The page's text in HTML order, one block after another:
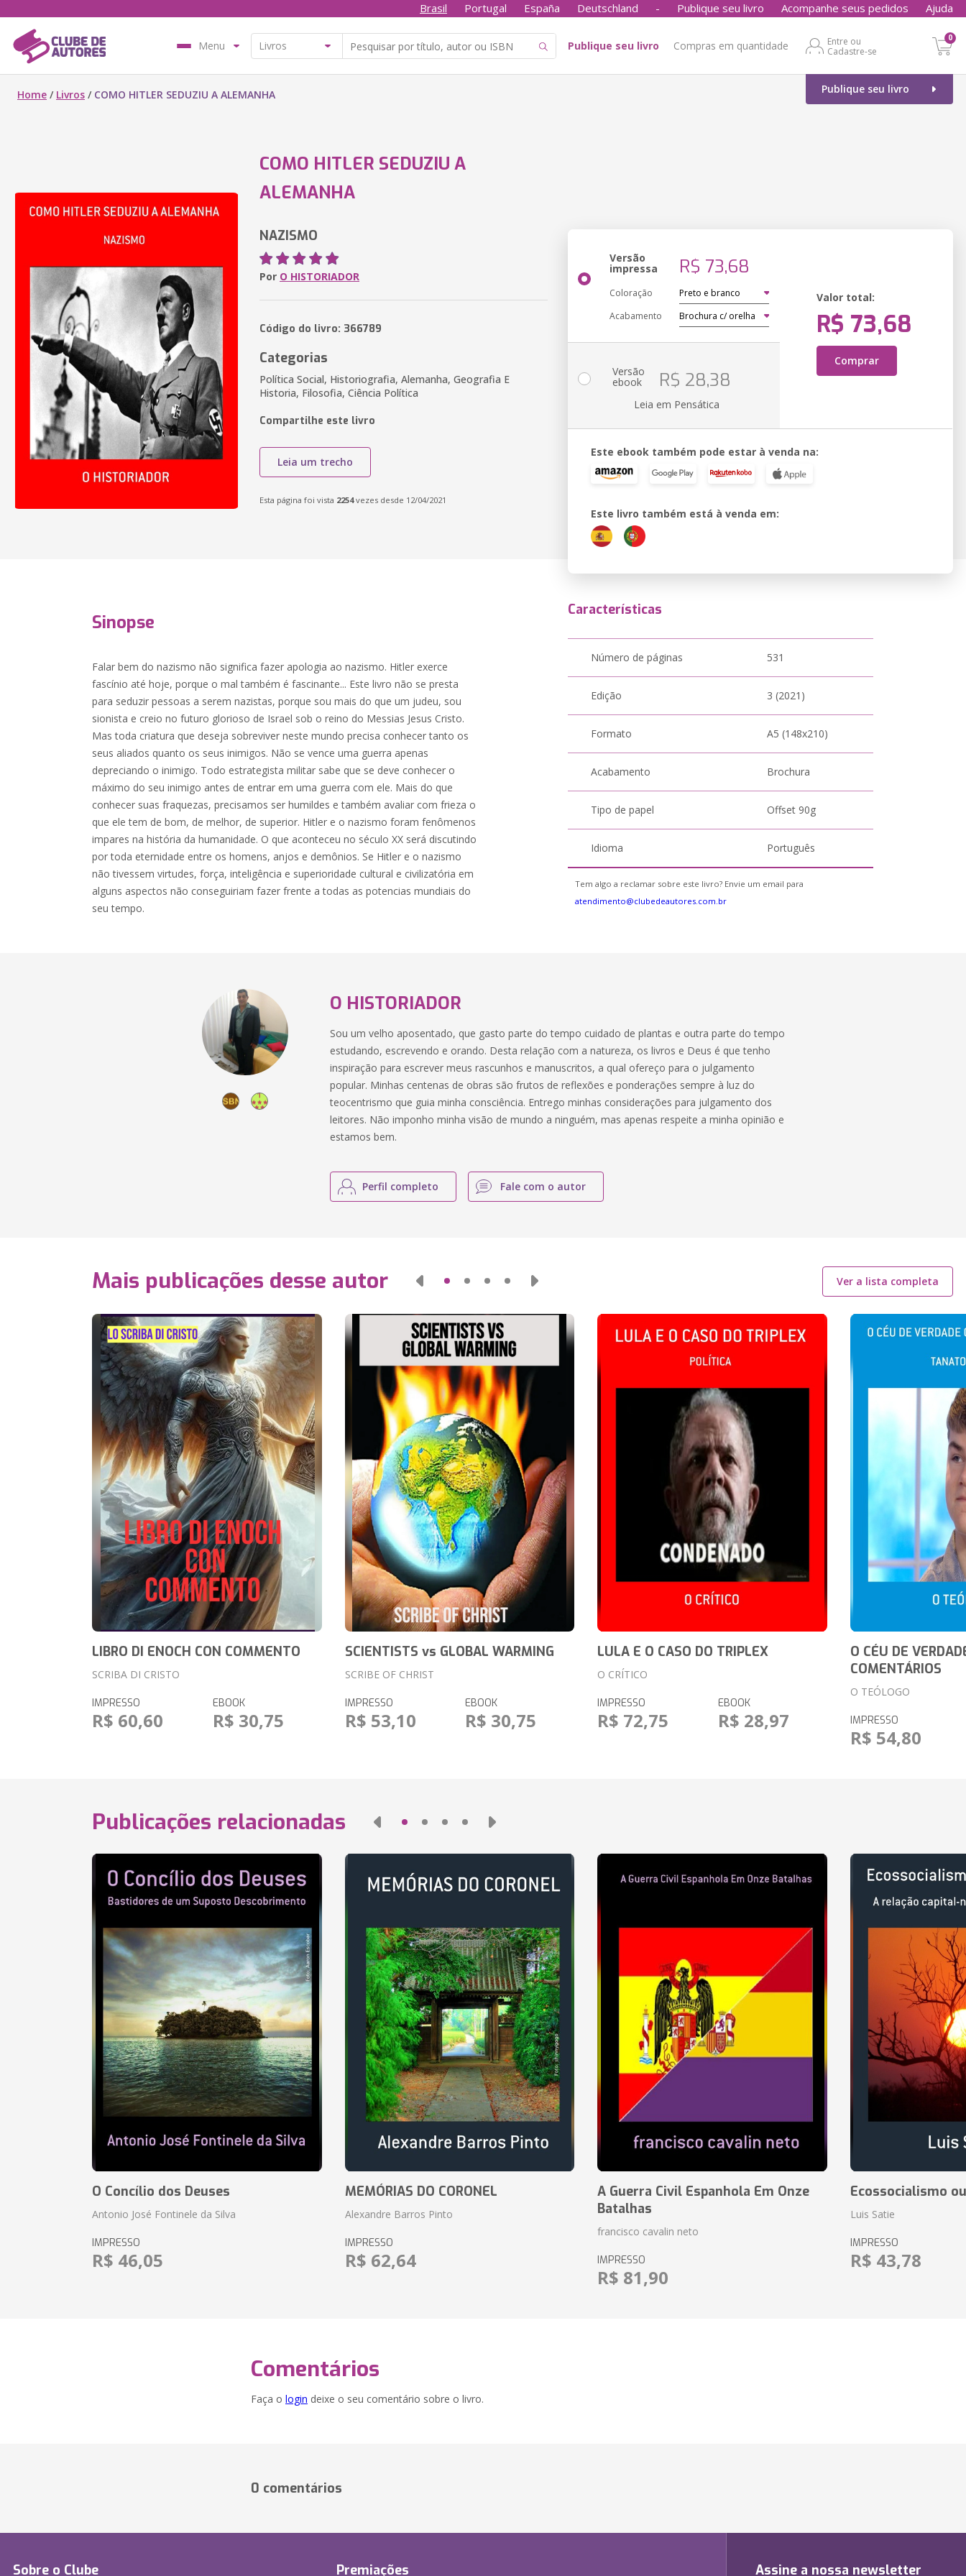
Brasil Portugal España Deutschland - Publique seu livro Acompanhe seus pedidos Ajuda
Menu Publique seu livro Compras em quantidade
Entre ou
Cadastre-se
0
Publique seu livro
Home / Livros / COMO HITLER SEDUZIU A ALEMANHA
COMO HITLER SEDUZIU A
ALEMANHA
NAZISMO
Por O HISTORIADOR
Código do livro: 366789
Categorias
Política Social, Historiografia, Alemanha, Geografia E
Historia, Filosofia, Ciência Política
Compartilhe este livro
Leia um trecho
Esta página foi vista 2254vezes desde 12/04/2021
Versão
impressa R$ 73,68
Coloração
Acabamento
Valor total:
R$ 73,68
Comprar
Versão
ebook R$ 28,38
Leia em Pensática
Este ebook também pode estar à venda na:
Este livro também está à venda em:
Sinopse
Falar bem do nazismo não significa fazer apologia ao nazismo. Hitler exerce
fascínio até hoje, porque o mal também é fascinante... Este livro não se presta
para seduzir pessoas a serem nazistas, porque sou mais do que um judeu, sou
sionista e creio no futuro glorioso de Israel sob o reino do Messias Jesus Cristo.
Mas toda criatura que deseja sobreviver neste mundo precisa conhecer tanto os
seus aliados quanto os seus inimigos. Não se vence uma guerra apenas
depreciando o inimigo. Todo estrategista militar sabe que se deve conhecer o
máximo do seu inimigo antes de entrar em uma guerra com ele. Mais do que
conhecer suas fraquezas, precisamos ser humildes e também avaliar com frieza o
que ele tem de bom, de melhor, de superior. Hitler e o nazismo foram fenômenos
impares na história da humanidade. O que aconteceu no século XX será discutindo
por toda eternidade entre os homens, anjos e demônios. Se Hitler e o nazismo
não tivessem virtudes, força, inteligência e superioridade cultural e civilizatória em
alguns aspectos não conseguiriam fazer frente a todas as potencias mundiais do
seu tempo.
Características
Número de páginas 531
Edição 3 (2021)
Formato A5 (148x210)
Acabamento Brochura
Tipo de papel Offset 90g
Idioma Português
Tem algo a reclamar sobre este livro? Envie um email para
atendimento@clubedeautores.com.br
O HISTORIADOR
Sou um velho aposentado, que gasto parte do tempo cuidado de plantas e outra parte do tempo
estudando, escrevendo e orando. Desta relação com a natureza, os livros e Deus é que tenho
inspiração para escrever meus rascunhos e manuscritos, a qual ofereço para o julgamento
popular. Minhas centenas de obras são frutos de reflexões e ponderações sempre à luz do
teocentrismo que guia minha consciência. Entrego minhas considerações para julgamento dos
leitores. Não imponho minha visão de mundo a ninguém, mas apenas respeite a minha opinião e
estamos bem.
Perfil completo Fale com o autor
Mais publicações desse autor Ver a lista completa
LIBRO DI ENOCH CON COMMENTO
SCRIBA DI CRISTO
IMPRESSO
R$ 60,60
EBOOK
R$ 30,75
SCIENTISTS vs GLOBAL WARMING
SCRIBE OF CHRIST
IMPRESSO
R$ 53,10
EBOOK
R$ 30,75
LULA E O CASO DO TRIPLEX
O CRÍTICO
IMPRESSO
R$ 72,75
EBOOK
R$ 28,97
O CÉU DE
COMENTÁRIOS
O TEÓLOGO
IMPRESSO
R$ 54,80
Publicações relacionadas
O Concílio dos Deuses
Antonio José Fontinele da Silva
IMPRESSO
R$ 46,05
MEMÓRIAS DO CORONEL
Alexandre Barros Pinto
IMPRESSO
R$ 62,64
A Guerra Civil Espanhola Em Onze
Batalhas
francisco cavalin neto
IMPRESSO
R$ 81,90
Ecossocialismo
Luis Satie
IMPRESSO
R$ 43,78
Comentários
Faça o login deixe o seu comentário sobre o livro.
0 comentários
Sobre o Clube Premiações Assine a nossa newsletter